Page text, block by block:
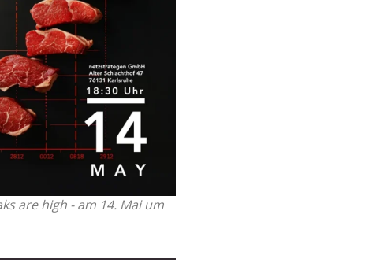
are high - am 14. Mai um